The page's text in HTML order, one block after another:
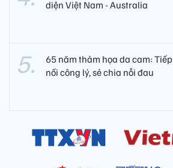
diện Việt Nam - Australia
65 năm thảm họa da cam: Tiếp
nối công lý, sẻ chia nỗi đau